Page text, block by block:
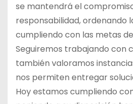
se mantendrá el
responsabilidad, ordenando
cumpliendo con las metas
Seguiremos trabajando con
también valoramos
nos permiten entregar
Hoy estamos cumpliendo